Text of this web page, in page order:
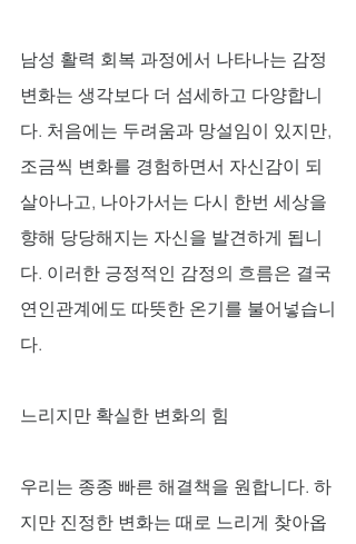
남성 활력 회복 과정에서 나타나는 감정
변화는 생각보다 더 섬세하고 다양합니
다. 처음에는 두려움과 망설임이 있지만,
조금씩 변화를 경험하면서 자신감이 되
살아나고, 나아가서는 다시 한번 세상을
향해 당당해지는 자신을 발견하게 됩니
다. 이러한 긍정적인 감정의 흐름은 결국
연인관계에도 따뜻한 온기를 불어넣습니
다.
느리지만 확실한 변화의 힘
우리는 종종 빠른 해결책을 원합니다. 하
지만 진정한 변화는 때로 느리게 찾아옵